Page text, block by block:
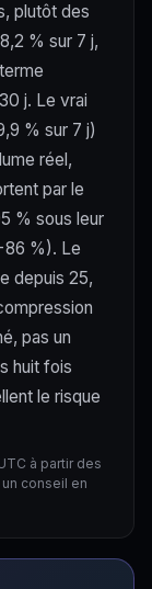
plutôt des
% sur 7 j,
j. Le vrai
% sur 7 j)
réel,
par le
% sous leur
%). Le
depuis 25,
pas un
huit fois
le risque
à partir des
conseil en